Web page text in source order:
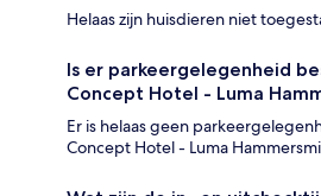
Helaas zijn huisdieren niet
Is er parkeergelegenheid
Concept Hotel - Luma
Er is helaas geen
Concept Hotel - Luma